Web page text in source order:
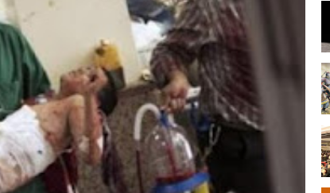
Mengapa Syiah Menghalalkan Nikah
Syiah dan Penyelewengan dalam
Syiah dan Penyimpangan dalam Akidah
Kesalahan Syiah dalam Menyikapi Khalifah
Syiah dan Konsep Imamah yang Tidak
Syiah dan Ketidakkonsistenan dalam